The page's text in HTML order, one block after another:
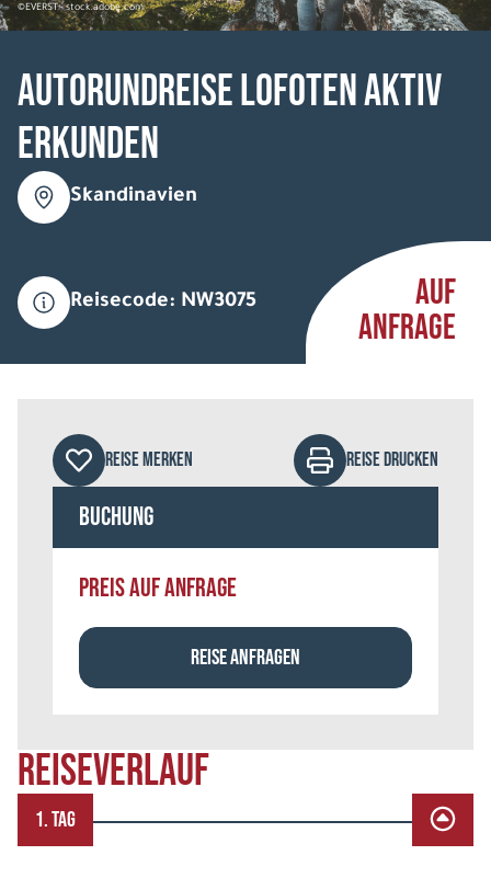
©EVERST - stock.adobe.com
Autorundreise Lofoten aktiv
erkunden
Skandinavien
Reisecode: NW3075
AUF
ANFRAGE
REISEVERLAUF
1. TAG
REISE MERKEN REISE DRUCKEN
Buchung
PREIS AUF ANFRAGE
REISE ANFRAGEN